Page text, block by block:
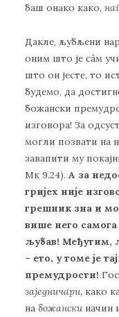
баш онако како,
Дакле, љубљени
оним што је сâм
што он јесте, то
будемо, да
божански
изговора! За
могли позвати на
завапити му
Мк 9.24). А за
гријех није
грешник зна и
више него самога
љубав! Међутим,
– ето, у томе је
премудрости!
заједничари, како
на божански начин